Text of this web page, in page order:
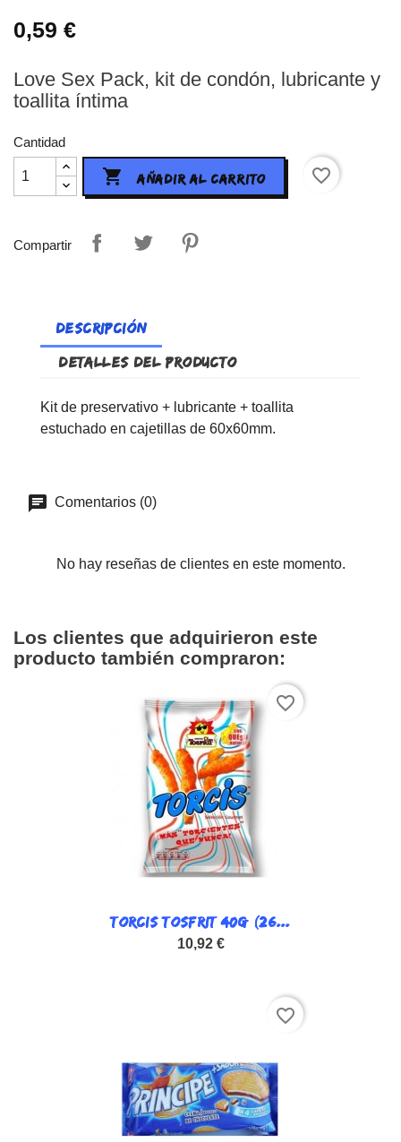
0,59 €
Love Sex Pack, kit de condón, lubricante y
toallita íntima
Cantidad
 AÑADIR AL CARRITO favorite_border
Compartir
DESCRIPCIÓN
DETALLES DEL PRODUCTO
Kit de preservativo + lubricante + toallita
estuchado en cajetillas de 60x60mm.
Comentarios (0)
No hay reseñas de clientes en este momento.
Los clientes que adquirieron este
producto también compraron:
TORCIS TOSFRIT 40G (26...
10,92 €
favorite_border
favorite_border